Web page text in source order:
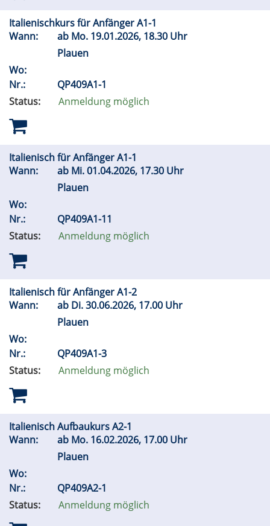
Italienischkurs für Anfänger A1-1
Wann:
ab Mo. 19.01.2026, 18.30 Uhr
Plauen
Wo:
Nr.:
QP409A1-1
Status:
Anmeldung möglich
Italienisch für Anfänger A1-1
Wann:
ab Mi.01.04.2026, 17.30 Uhr
Plauen
Wo:
Nr.:
QP409A1-11
Status:
Anmeldung möglich
Italienisch für Anfänger A1-2
Wann:
ab Di.30.06.2026, 17.00 Uhr
Plauen
Wo:
Nr.:
QP409A1-3
Status:
Anmeldung möglich
Italienisch Aufbaukurs A2-1
Wann:
ab Mo. 16.02.2026, 17.00 Uhr
Plauen
Wo:
Nr.:
QP409A2-1
Status:
Anmeldung möglich